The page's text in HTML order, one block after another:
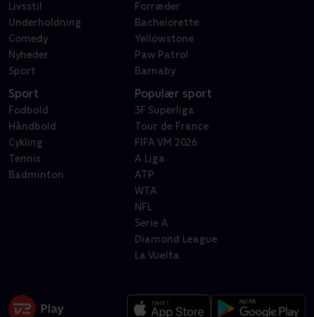
Livsstil
Underholdning
Comedy
Nyheder
Sport
Forræder
Bachelorette
Yellowstone
Paw Patrol
Barnaby
Sport
Fodbold
Håndbold
Cykling
Tennis
Badminton
Populær sport
3F Superliga
Tour de France
FIFA VM 2026
A Liga
ATP
WTA
NFL
Serie A
Diamond League
La Vuelta